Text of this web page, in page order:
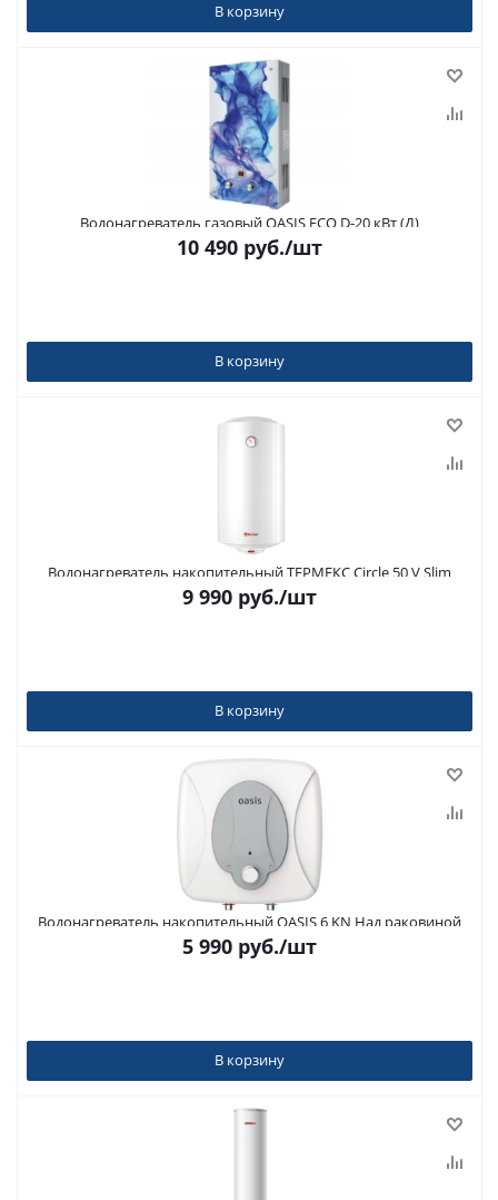
В корзину
Водонагреватель газовый OASIS ECO D-20 кВт (Д)
10 490 руб./шт
В корзину
Водонагреватель накопительный ТЕРМЕКС Circle 50 V Slim
9 990 руб./шт
В корзину
Водонагреватель накопительный OASIS 6 KN Над раковиной
5 990 руб./шт
В корзину